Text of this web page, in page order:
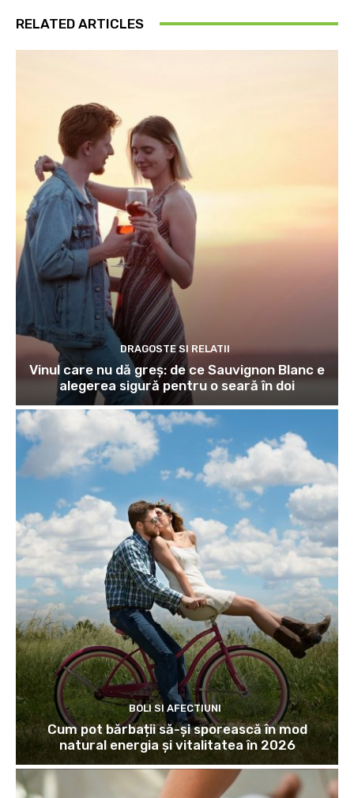
RELATED ARTICLES
DRAGOSTE SI RELATII
Vinul care nu dă greș: de ce Sauvignon Blanc e
alegerea sigură pentru o seară în doi
BOLI SI AFECTIUNI
Cum pot bărbații să-și sporească în mod
natural energia și vitalitatea în 2026